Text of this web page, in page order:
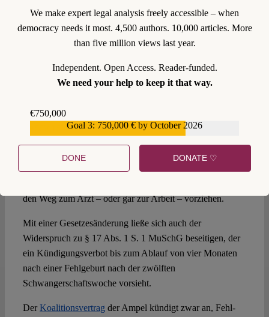
Schutzfristregelung modifizieren, um Rechtssicherheit zu
schaffen. Denn sonst müssten Frauen, die eine Fehlgeburt
erleiden, darauf vertrauen, dass ihre Krankenkassen und
Arbeitgeber bzw. die Fachgerichte den Begriff der
„Entbindung“ neu interpretieren. Weil Institutionen träge
Betroffene wären dann gezwungen, ihren Schutzanspruch
gerichtlich durchzusetzen. Das verlangt ihnen (in einer
ohnehin belastenden Situation) viel ab, während die
Erfolgsaussichten unsicher sind. Faktisch dürften die
verfassungswidrigen Zeit- und Gewichtsgrenzen aus § 31
den Weg zum Arzt – oder gar zur Arbeit – vorziehen.
Mit einer Gesetzesänderung ließe sich auch der
Widerspruch zu § 17 Abs. 1 S. 1 MuSchG beseitigen, der
ein Kündigungsverbot bis zum Ablauf von vier Monaten
nach einer Fehlgeburt nach der zwölften
Schwangerschaftswoche vorsieht.
DerKoalitionsvertrag der Ampel kündigt zwar an, Fehl-
We make expert legal analysis freely accessible – when
democracy needs it most. 4,500 authors. 10,000 articles. More
than five million views last year.
Independent. Open Access. Reader-funded.
We need your help to keep it that way.
€750,000
Goal 3: 750,000 € by October 2026
DONE DONATE ♡